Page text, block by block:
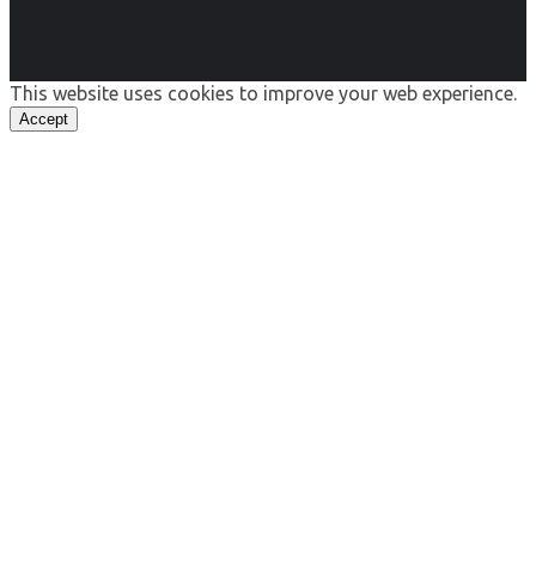
This website uses cookies to improve your web experience.
Accept